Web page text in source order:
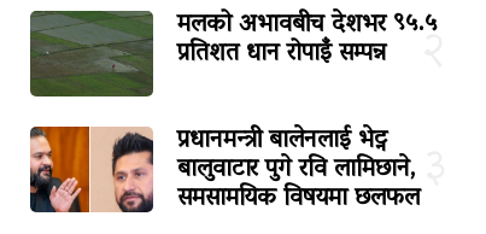
२
मलको अभावबीच देशभर ९५.५
प्रतिशत धान रोपाइँ सम्पन्न
प्रधानमन्त्री बालेनलाई भेट्न
बालुवाटार पुगे रवि लामिछाने,
समसामयिक विषयमा छलफल